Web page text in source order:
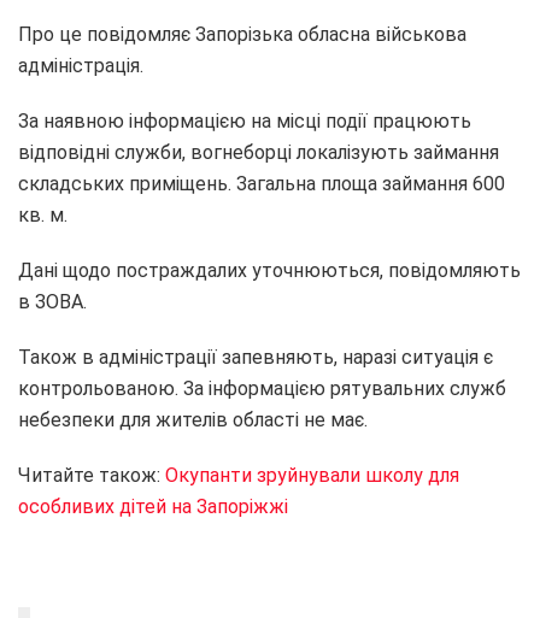
Про це повідомляє Запорізька обласна військова
адміністрація.
За наявною інформацією на місці події працюють
відповідні служби, вогнеборці локалізують займання
складських приміщень. Загальна площа займання 600
кв. м.
Дані щодо постраждалих уточнюються, повідомляють
в ЗОВА.
Також в адміністрації запевняють, наразі ситуація є
контрольованою. За інформацією рятувальних служб
небезпеки для жителів області не має.
Читайте також: Окупанти зруйнували школу для
особливих дітей на Запоріжжі